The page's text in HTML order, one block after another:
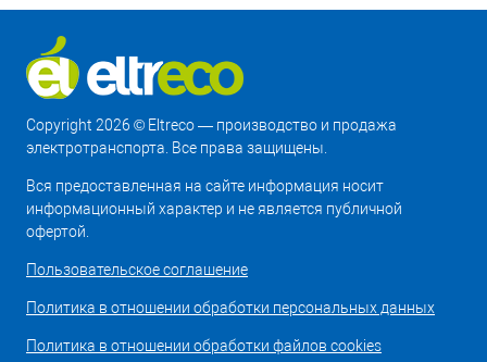
Copyright 2026 © Eltreco — производство и продажа
электротранспорта. Все права защищены.
Вся предоставленная на сайте информация носит
информационный характер и не является публичной
офертой.
Пользовательское соглашение
Политика в отношении обработки персональных данных
Политика в отношении обработки файлов cookies